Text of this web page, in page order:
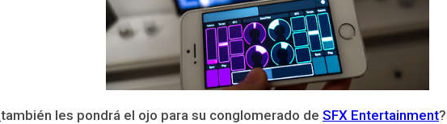
también les pondrá el ojo para su conglomerado de SFX Entertainment?